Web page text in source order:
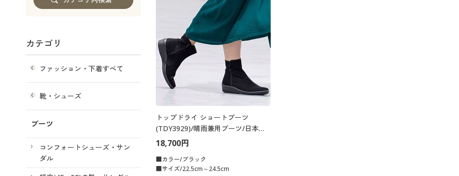
トップドライ ショートブーツ
(TDY3929)/晴雨兼用ブーツ/日本製
蒸れにくい
18,700円
■カラー/ブラック
■サイズ/22.5cm～24.5cm
カテゴリ
ファッション・下着すべて
靴・シューズ
ブーツ
コンフォートシューズ・サン
ダル